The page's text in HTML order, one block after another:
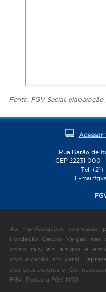
Fonte: FGV Social,
Acessar
Rua Barão de
CEP 22231-
Tel: (21)
E-mail:
As manifestações
Fundação Getulio Vargas, nas
como tais, em artigos e
comunicação em geral,
dos seus autores e não,
FGV. Portaria FGV Nº19